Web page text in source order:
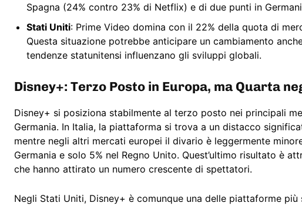
Spagna (24% contro 23% di Netflix) e di due punti in
Stati Uniti: Prime Video domina con il 22% della quota di
Questa situazione potrebbe anticipare un cambiamento
tendenze statunitensi influenzano gli sviluppi globali.
Disney+: Terzo Posto in Europa, ma Quarta
Disney+ si posiziona stabilmente al terzo posto nei principali
Germania. In Italia, la piattaforma si trova a un distacco
mentre negli altri mercati europei il divario è leggermente
Germania e solo 5% nel Regno Unito. Quest’ultimo risultato è
che hanno attirato un numero crescente di spettatori.
Negli Stati Uniti, Disney+ è comunque una delle piattaforme